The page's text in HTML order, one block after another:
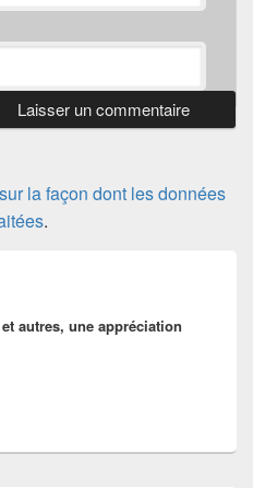
la façon dont les données
.
autres, une appréciation